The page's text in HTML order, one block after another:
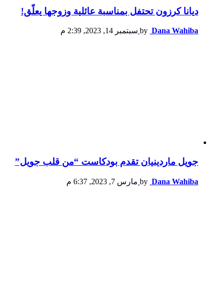
ديانا كرزون تحتفل بمناسبة عائلية وزوجها يعلّق!
by Dana Wahiba سبتمبر 14, 2023, 2:39 م
جويل ماردينيان تقدم بودكاست “من قلب جويل”
by Dana Wahiba مارس 7, 2023, 6:37 م